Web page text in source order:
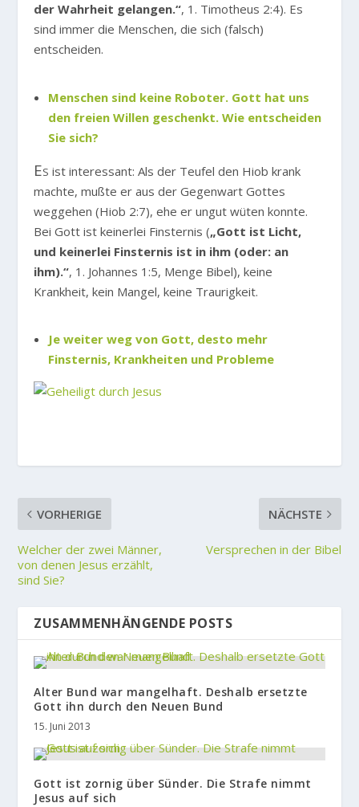
der Wahrheit gelangen.“, 1. Timotheus 2:4). Es
sind immer die Menschen, die sich (falsch)
entscheiden.
Menschen sind keine Roboter. Gott hat uns
den freien Willen geschenkt. Wie entscheiden
Sie sich?
Es ist interessant: Als der Teufel den Hiob krank
machte, mußte er aus der Gegenwart Gottes
weggehen (Hiob 2:7), ehe er ungut wüten konnte.
Bei Gott ist keinerlei Finsternis („Gott ist Licht,
und keinerlei Finsternis ist in ihm (oder: an
ihm).“, 1. Johannes 1:5, Menge Bibel), keine
Krankheit, kein Mangel, keine Traurigkeit.
Je weiter weg von Gott, desto mehr
Finsternis, Krankheiten und Probleme
VORHERIGE
Welcher der zwei Männer,
von denen Jesus erzählt,
sind Sie?
NÄCHSTE
Versprechen in der Bibel
ZUSAMMENHÄNGENDE POSTS
Alter Bund war mangelhaft. Deshalb ersetzte
Gott ihn durch den Neuen Bund
15. Juni 2013
Gott ist zornig über Sünder. Die Strafe nimmt
Jesus auf sich